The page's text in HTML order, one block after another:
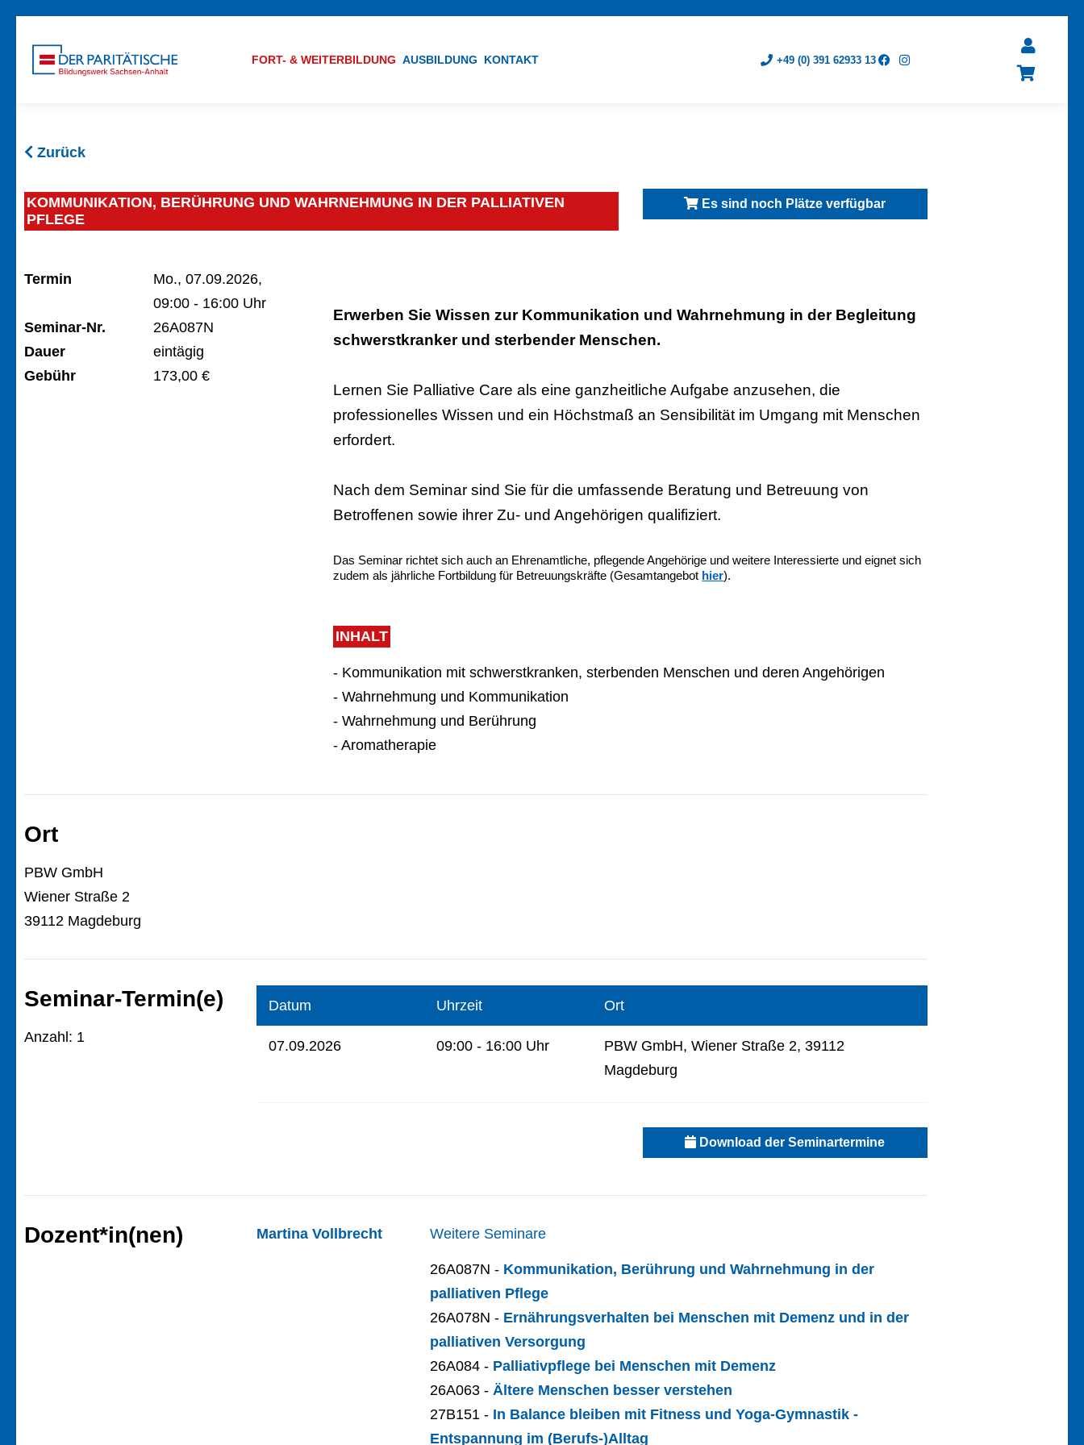
FORT- & WEITERBILDUNG AUSBILDUNG KONTAKT +49 (0) 391 62933 13
Zurück
KOMMUNIKATION, BERÜHRUNG UND WAHRNEHMUNG IN DER PALLIATIVEN
PFLEGE
Es sind noch Plätze verfügbar
Termin
Mo., 07.09.2026,
09:00 - 16:00 Uhr
Seminar-Nr.
26A087N
Dauer
eintägig
Gebühr
173,00 €
Erwerben Sie Wissen zur Kommunikation und Wahrnehmung in der Begleitung
schwerstkranker und sterbender Menschen.
Lernen Sie Palliative Care als eine ganzheitliche Aufgabe anzusehen, die
professionelles Wissen und ein Höchstmaß an Sensibilität im Umgang mit Menschen
erfordert.
Nach dem Seminar sind Sie für die umfassende Beratung und Betreuung von
Betroffenen sowie ihrer Zu- und Angehörigen qualifiziert.
Das Seminar richtet sich auch an Ehrenamtliche, pflegende Angehörige und weitere Interessierte und eignet sich
zudem als jährliche Fortbildung für Betreuungskräfte (Gesamtangebot hier).
INHALT
- Kommunikation mit schwerstkranken, sterbenden Menschen und deren Angehörigen
- Wahrnehmung und Kommunikation
- Wahrnehmung und Berührung
- Aromatherapie
Ort
PBW GmbH
Wiener Straße 2
39112 Magdeburg
Seminar-Termin(e)
Anzahl: 1
Datum Uhrzeit Ort
07.09.2026 09:00 - 16:00 Uhr
PBW GmbH, Wiener Straße 2, 39112
Magdeburg
Download der Seminartermine
Dozent*in(nen) Martina Vollbrecht Weitere Seminare
26A087N - Kommunikation, Berührung und Wahrnehmung in der
palliativen Pflege
26A078N - Ernährungsverhalten bei Menschen mit Demenz und in der
palliativen Versorgung
26A084 - Palliativpflege bei Menschen mit Demenz
26A063 -Ältere Menschen besser verstehen
27B151 - In Balance bleiben mit Fitness und Yoga-Gymnastik -
Entspannung im (Berufs-)Alltag